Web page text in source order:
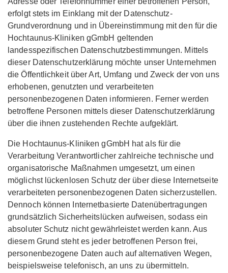
erfolgt stets im Einklang mit der Datenschutz-
Grundverordnung und in Übereinstimmung mit den für die
Hochtaunus-Kliniken gGmbH geltenden
landesspezifischen Datenschutzbestimmungen. Mittels
dieser Datenschutzerklärung möchte unser Unternehmen
die Öffentlichkeit über Art, Umfang und Zweck der von uns
erhobenen, genutzten und verarbeiteten
personenbezogenen Daten informieren. Ferner werden
betroffene Personen mittels dieser Datenschutzerklärung
über die ihnen zustehenden Rechte aufgeklärt.
Die Hochtaunus-Kliniken gGmbH hat als für die
Verarbeitung Verantwortlicher zahlreiche technische und
organisatorische Maßnahmen umgesetzt, um einen
möglichst lückenlosen Schutz der über diese Internetseite
verarbeiteten personenbezogenen Daten sicherzustellen.
Dennoch können Internetbasierte Datenübertragungen
grundsätzlich Sicherheitslücken aufweisen, sodass ein
absoluter Schutz nicht gewährleistet werden kann. Aus
diesem Grund steht es jeder betroffenen Person frei,
personenbezogene Daten auch auf alternativen Wegen,
beispielsweise telefonisch, an uns zu übermitteln.